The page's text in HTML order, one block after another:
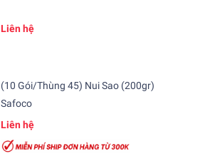
Liên hệ
(10 Gói/Thùng 45) Nui Sao (200gr)
Safoco
Liên hệ